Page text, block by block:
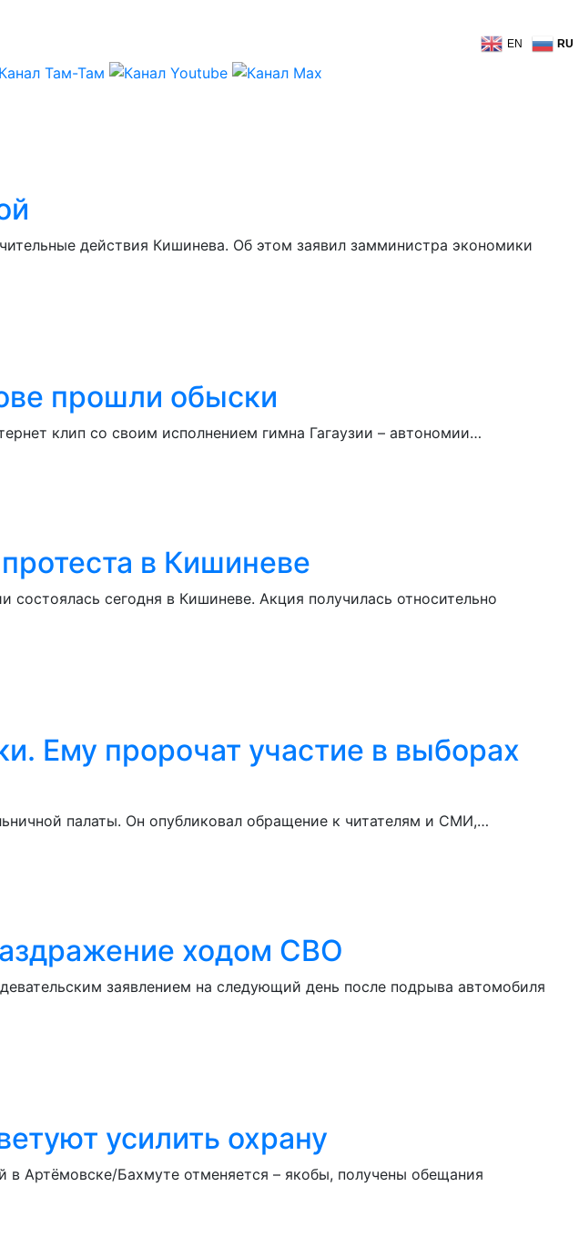
EN RU
действия Кишинева. Об этом заявил замминистра экономики
прошли обыски
клип со своим исполнением гимна Гагаузии – автономии…
в Кишиневе
сегодня в Кишиневе. Акция получилась относительно
Ему пророчат участие в выборах
палаты. Он опубликовал обращение к читателям и СМИ,…
ходом СВО
заявлением на следующий день после подрыва автомобиля
усилить охрану
в Артёмовске/Бахмуте отменяется – якобы, получены обещания